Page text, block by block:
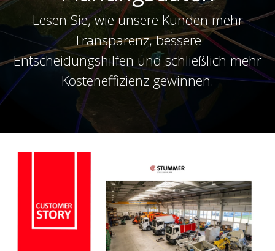
Lesen Sie, wie unsere Kunden mehr
Transparenz, bessere
Entscheidungshilfen und schließlich mehr
Kosteneffizienz gewinnen.